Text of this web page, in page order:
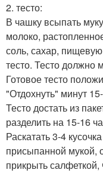
2. тесто:
В чашку всыпать
молоко,
соль, сахар,
тесто. Тесто должно
Готовое тесто
"Отдохнуть" минут
Тесто достать из
разделить на 15-16
Раскатать 3-4
присыпанной мукой,
прикрыть